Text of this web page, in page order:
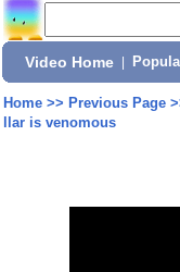
Video Home
Home>> Previous Page
llar is venomous